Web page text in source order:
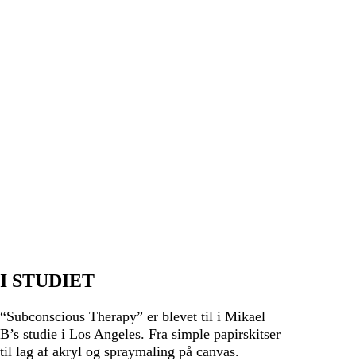
I STUDIET
“Subconscious Therapy” er blevet til i Mikael
B’s studie i Los Angeles. Fra simple papirskitser
til lag af akryl og spraymaling på canvas.